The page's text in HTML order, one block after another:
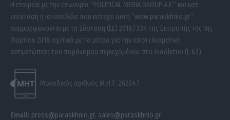
Η εταιρεία με την επωνυμία “POLITICAL MEDIA GROUP A.E.” και κατ’
επέκταση η ιστοσελίδα που κατέχει αυτή “www.paraskhnio.gr”
συμμορφώνονται με τη Σύσταση (ΕΕ) 2018/334 της Επιτροπής της 1ης
Μαρτίου 2018 σχετικά με τα μέτρα για την αποτελεσματική
αντιμετώπιση του παράνομου περιεχομένου στο διαδίκτυο (L 63).
Μοναδικός αριθμός Μ.Η.Τ. 262047
Email: press@paraskhnio.gr, sales@paraskhnio.gr